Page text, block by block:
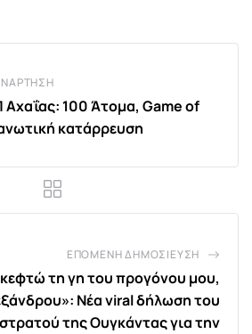
100 Άτομα, Game of
κατάρρευση
ΕΠΌΜΕΝΗ ΔΗΜΟΣΊΕΥΣΗ
τη γη του προγόνου μου,
Νέα viral δήλωση του
της Ουγκάντας για την